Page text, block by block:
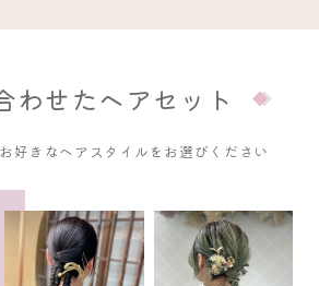
わせたヘアセット
好きなヘアスタイルをお選びください